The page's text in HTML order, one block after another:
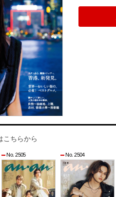
こちらから
No. 2505 No. 2504